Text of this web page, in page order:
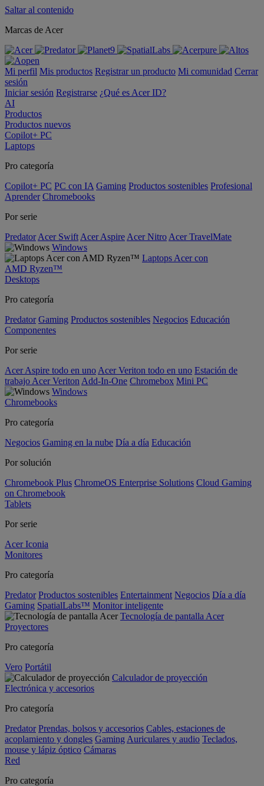
Saltar al contenido
Marcas de Acer
Mi perfil Mis productos Registrar un producto Mi comunidad Cerrar
sesión
Iniciar sesión Registrarse ¿Qué es Acer ID?
AI
Productos
Productos nuevos
Copilot+ PC
Laptops
Pro categoría
Copilot+ PC PC con IA Gaming Productos sostenibles Profesional
Aprender Chromebooks
Por serie
Predator Acer Swift Acer Aspire Acer Nitro Acer TravelMate
Windows
Laptops Acer con
AMD Ryzen™
Desktops
Pro categoría
Predator Gaming Productos sostenibles Negocios Educación
Componentes
Por serie
Acer Aspire todo en uno Acer Veriton todo en uno Estación de
trabajo Acer Veriton Add-In-One Chromebox Mini PC
Windows
Chromebooks
Pro categoría
Negocios Gaming en la nube Día a día Educación
Por solución
Chromebook Plus ChromeOS Enterprise Solutions Cloud Gaming
on Chromebook
Tablets
Por serie
Acer Iconia
Monitores
Pro categoría
Predator Productos sostenibles Entertainment Negocios Día a día
Gaming SpatialLabs™ Monitor inteligente
Tecnología de pantalla Acer
Proyectores
Pro categoría
Vero Portátil
Calculador de proyección
Electrónica y accesorios
Pro categoría
Predator Prendas, bolsos y accesorios Cables, estaciones de
acoplamiento y dongles Gaming Auriculares y audio Teclados,
mouse y lápiz óptico Cámaras
Red
Pro categoría